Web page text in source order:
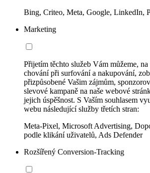
Bing, Criteo, Meta, Google, LinkedIn,
Marketing
Přijetím těchto služeb Vám můžeme, na
chování při surfování a nakupování,
přizpůsobené Vašim zájmům,
slevové kampaně na naše webové
jejich úspěšnost. S Vaším souhlasem
webu následující služby třetích stran:
Meta-Pixel, Microsoft Advertising,
podle klikání uživatelů, Ads Defender
Rozšířený Conversion-Tracking